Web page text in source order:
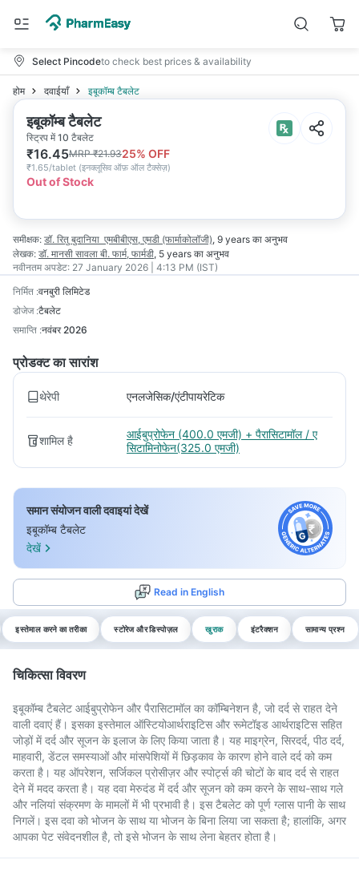
Select Pincodeto check best prices & availability
होम दवाईयाँ इबूकॉम्ब टैबलेट
इबूकॉम्ब टैबलेट
स्ट्रिप में 10 टैबलेट
₹16.45MRP₹21.9325% OFF
₹1.65/tablet (इनक्लूसिव ऑफ़ ऑल टैक्सेज़)
Out of Stock
समीक्षक: डॉ. रितु बुदानिया एमबीबीएस, एमडी (फार्माकोलॉजी), 9 years का अनुभव
लेखक: डॉ. मानसी सावला बी. फार्म, फार्मडी, 5 years का अनुभव
नवीनतम अपडेट: 27 January 2026 | 4:13 PM (IST)
निर्मित :वनबुरी लिमिटेड
डोजेज :टैबलेट
समाप्ति :नवंबर 2026
प्रोडक्ट का सारांश
थेरेपी एनलजेसिक/एंटीपायरेटिक
शामिल है
आईबुप्रोफेन (400.0 एमजी) + पैरासिटामॉल / ए
सिटामिनोफेन(325.0 एमजी)
समान संयोजन वाली दवाइयां देखें
इबूकॉम्ब टैबलेट
देखें
Read in English
इस्तेमाल करने का तरीका स्टोरेज और डिस्पोज़ल खुराक इंटरैक्शन सामान्य प्रश्न
चिकित्सा विवरण
इबूकॉम्ब टैबलेट आईबुप्रोफेन और पैरासिटामॉल का कॉम्बिनेशन है, जो दर्द से राहत देने
वाली दवाएं हैं। इसका इस्तेमाल ऑस्टियोआर्थराइटिस और रूमेटॉइड आर्थराइटिस सहित
जोड़ों में दर्द और सूजन के इलाज के लिए किया जाता है। यह माइग्रेन, सिरदर्द, पीठ दर्द,
माहवारी, डेंटल समस्याओं और मांसपेशियों में छिड़काव के कारण होने वाले दर्द को कम
करता है। यह ऑपरेशन, सर्जिकल प्रोसीज़र और स्पोर्ट्स की चोटों के बाद दर्द से राहत
देने में मदद करता है। यह दवा मेरुदंड में दर्द और सूजन को कम करने के साथ-साथ गले
और नलियां संक्रमण के मामलों में भी प्रभावी है। इस टैबलेट को पूर्ण ग्लास पानी के साथ
निगलें। इस दवा को भोजन के साथ या भोजन के बिना लिया जा सकता है; हालांकि, अगर
आपका पेट संवेदनशील है, तो इसे भोजन के साथ लेना बेहतर होता है।